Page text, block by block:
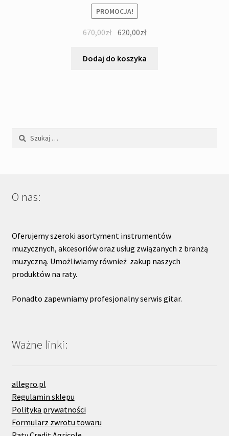
PROMOCJA!
670,00zł Pierwotna
wynosiła:
620,00złAktualna
wynosi:
Dodaj do koszyka
Szukaj:
O nas:
Oferujemy szeroki asortyment instrumentów
muzycznych, akcesoriów oraz usług związanych z branżą
muzyczną. Umożliwiamy również zakup naszych
produktów na raty.
Ponadto zapewniamy profesjonalny serwis gitar.
Ważne linki:
allegro.pl
Regulamin sklepu
Polityka prywatności
Formularz zwrotu towaru